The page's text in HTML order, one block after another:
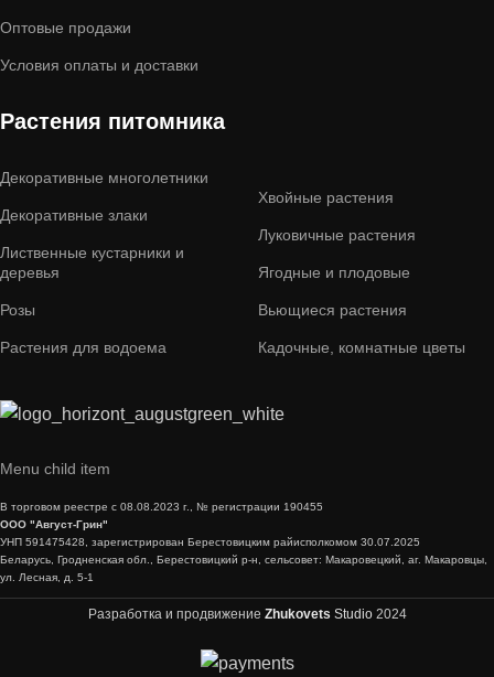
Оптовые продажи
Условия оплаты и доставки
Растения питомника
Декоративные многолетники
Декоративные злаки
Лиственные кустарники и
деревья
Розы
Растения для водоема
Хвойные растения
Луковичные растения
Ягодные и плодовые
Вьющиеся растения
Кадочные, комнатные цветы
Menu child item
В торговом реестре с 08.08.2023 г., № регистрации 190455
ООО "Август-Грин"
УНП 591475428, зарегистрирован Берестовицким райисполкомом 30.07.2025
Беларусь, Гродненская обл., Берестовицкий р-н, сельсовет: Макаровецкий, аг. Макаровцы,
ул. Лесная, д. 5-1
Разработка и продвижение Zhukovets Studio 2024